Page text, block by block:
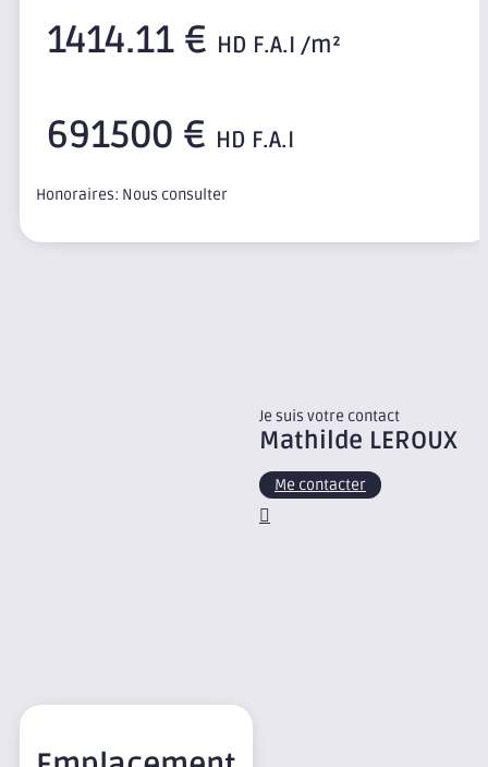
1414.11 € HD F.A.I /m²
691500 € HD F.A.I
Honoraires: Nous consulter
Je suis votre contact
Mathilde LEROUX
Me contacter